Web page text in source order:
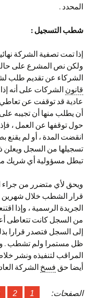
المحدد .
شطب التسجيل :
إذا تمت تصفية الشركة
ولكن نص المشرع على
الشركاء عن تقديم طلب
قانون الشركات على أنه
عادية قد توقفت عن تعاطي
أن يطلب منها أن تجيبه
حول توقفها عن العمل ،
انقضت المدة ، أو لم
تسجيلها من السجل ويعلن
تبطل مسؤولية أي شريك
ويحق لأي متضرر من
قرار الشطب خلال
الجريدة الرسمية ، وإذا
من السجل كانت تتعاطى
إلى السجل فتصدر قرارا
ظل مستمرا ولم تشطب .
المراقب لتنفيذه ونشر
أيضا حق فسخ الشركة
الصفحات: 1
2